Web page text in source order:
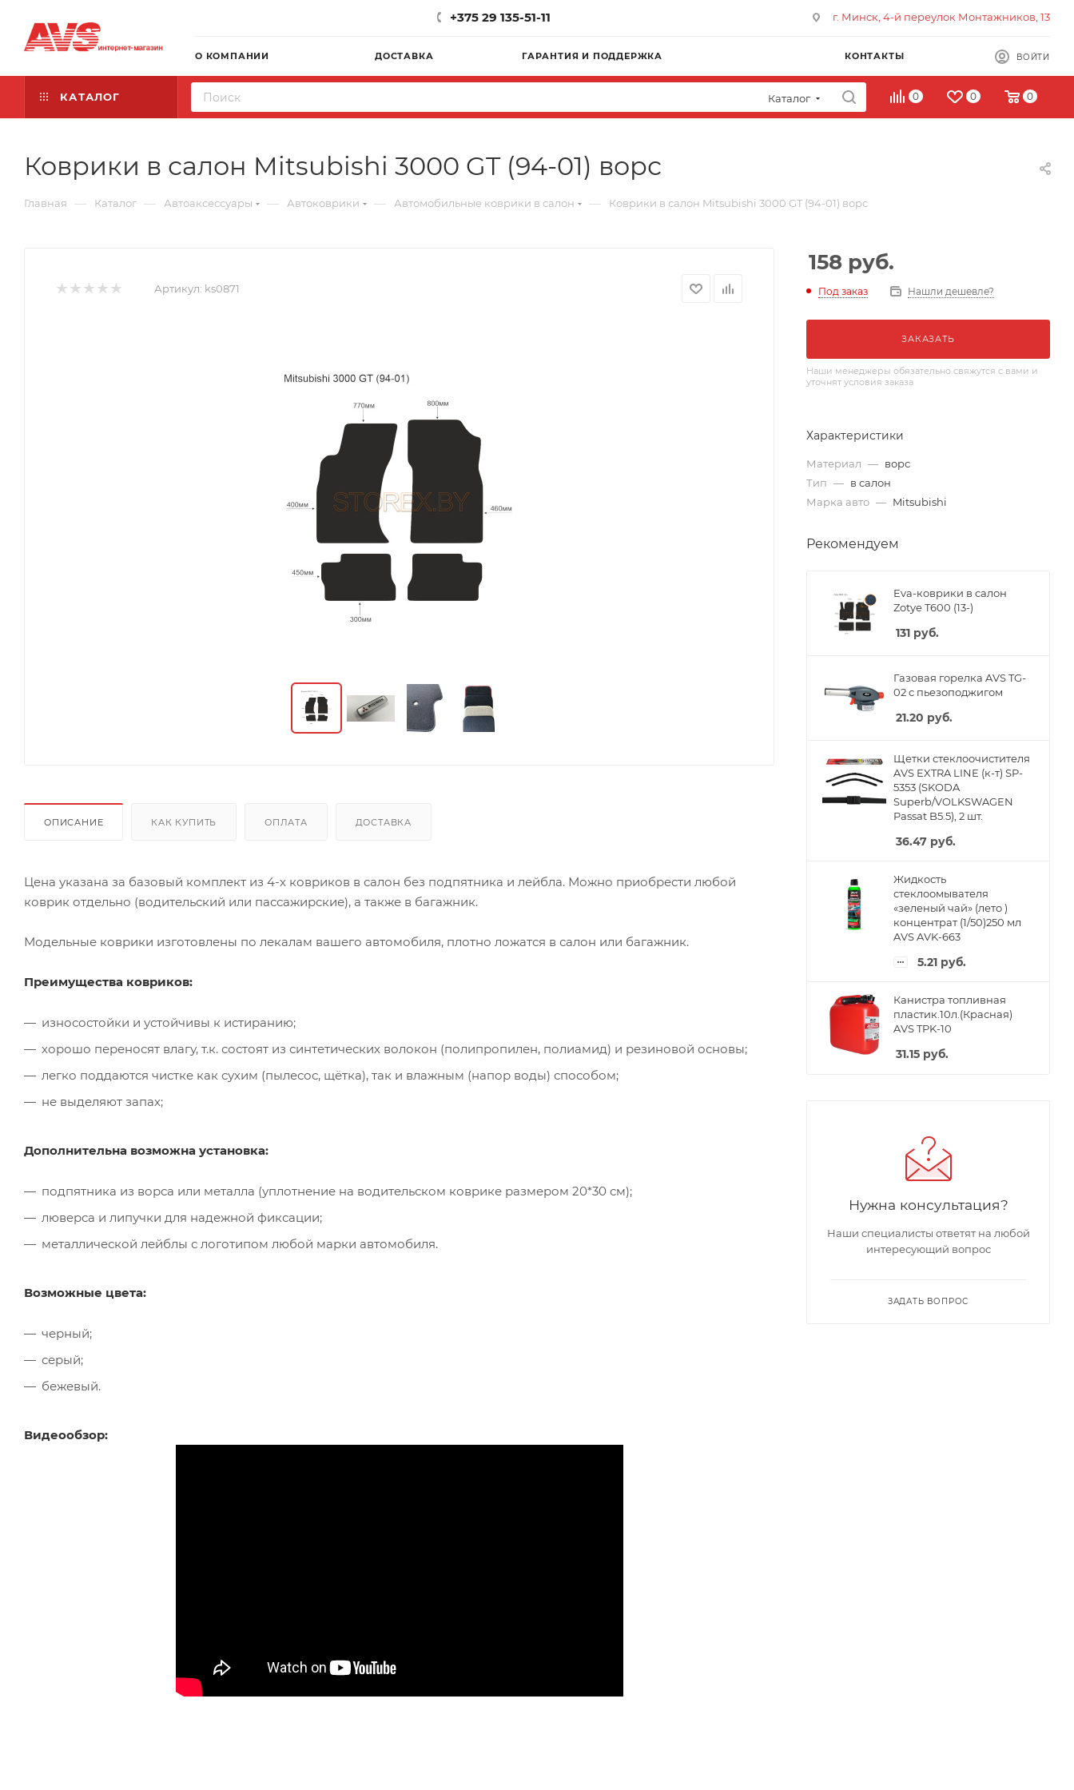
+375 29 135-51-11 г. Минск, 4-й переулок Монтажников, 13
О КОМПАНИИ ДОСТАВКА ГАРАНТИЯ И ПОДДЕРЖКА КОНТАКТЫ ВОЙТИ
КАТАЛОГ Каталог 0 0 0
Коврики в салон Mitsubishi 3000 GT (94-01) ворс
Главная — Каталог — Автоаксессуары — Автоковрики — Автомобильные коврики в салон — Коврики в салон Mitsubishi 3000 GT (94-01) ворс
Артикул: ks0871
ОПИСАНИЕ КАК КУПИТЬ ОПЛАТА ДОСТАВКА
Цена указана за базовый комплект из 4-х ковриков в салон без подпятника и лейбла. Можно приобрести любой
коврик отдельно (водительский или пассажирские), а также в багажник.
Модельные коврики изготовлены по лекалам вашего автомобиля, плотно ложатся в салон или багажник.
Преимущества ковриков:
износостойки и устойчивы к истиранию;
хорошо переносят влагу, т.к. состоят из синтетических волокон (полипропилен, полиамид) и резиновой основы;
легко поддаются чистке как сухим (пылесос, щётка), так и влажным (напор воды) способом;
не выделяют запах;
Дополнительна возможна установка:
подпятника из ворса или металла (уплотнение на водительском коврике размером 20*30 см);
люверса и липучки для надежной фиксации;
металлической лейблы с логотипом любой марки автомобиля.
Возможные цвета:
черный;
серый;
бежевый.
Видеообзор:
158 руб.
Под заказ Нашли дешевле?
ЗАКАЗАТЬ
Наши менеджеры обязательно свяжутся с вами и
уточнят условия заказа
Характеристики
Материал — ворс
Тип — в салон
Марка авто — Mitsubishi
Рекомендуем
Eva-коврики в салон
Zotye T600 (13-)
131 руб.
Газовая горелка AVS TG-
02 с пьезоподжигом
21.20 руб.
Щетки стеклоочистителя
AVS EXTRA LINE (к-т) SP-
5353 (SKODA
Superb/VOLKSWAGEN
Passat B5.5), 2 шт.
36.47 руб.
Жидкость
стеклоомывателя
«зеленый чай» (лето )
концентрат (1/50)250 мл
AVS AVK-663
5.21 руб.
Канистра топливная
пластик.10л.(Красная)
AVS TPK-10
31.15 руб.
Нужна консультация?
Наши специалисты ответят на любой
интересующий вопрос
ЗАДАТЬ ВОПРОС